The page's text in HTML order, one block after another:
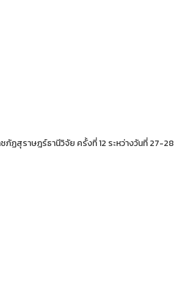
ภัฏสุราษฎร์ธานีวิจัย ครั้งที่ 12 ระหว่างวันที่ 27-28